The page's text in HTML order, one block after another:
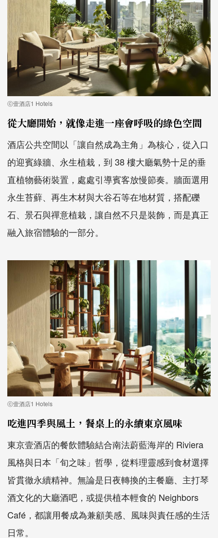
ⓒ壹酒店1 Hotels
從大廳開始，就像走進一座會呼吸的綠色空間
酒店公共空間以「讓自然成為主角」為核心，從入口
的迎賓綠牆、永生植栽，到 38 樓大廳氣勢十足的垂
直植物藝術裝置，處處引導賓客放慢節奏。牆面選用
永生苔蘚、再生木材與大谷石等在地材質，搭配礫
石、景石與禪意植栽，讓自然不只是裝飾，而是真正
融入旅宿體驗的一部分。
ⓒ壹酒店1 Hotels
吃進四季與風土，餐桌上的永續東京風味
東京壹酒店的餐飲體驗結合南法蔚藍海岸的 Riviera
風格與日本「旬之味」哲學，從料理靈感到食材選擇
皆貫徹永續精神。無論是日夜轉換的主餐廳、主打琴
酒文化的大廳酒吧，或提供植本輕食的 Neighbors
Café，都讓用餐成為兼顧美感、風味與責任感的生活
日常。